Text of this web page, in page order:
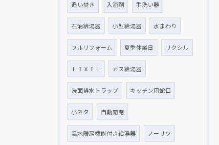
追い焚き 入浴剤 手洗い器
石油給湯器 小型給湯器 水まわり
フルリフォーム 夏季休業日 リクシル
ＬＩＸＩＬ ガス給湯器
洗面排水トラップ キッチン用蛇口
小ネタ 自動開閉
温水暖房機能付き給湯器 ノーリツ